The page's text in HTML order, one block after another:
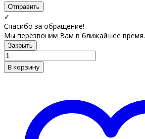
Отправить
✓
Спасибо за обращение!
Мы перезвоним Вам в ближайшее время.
Закрыть
В корзину